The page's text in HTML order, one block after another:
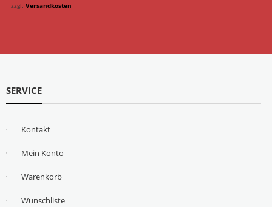
zzgl. Versandkosten
SERVICE
Kontakt
Mein Konto
Warenkorb
Wunschliste